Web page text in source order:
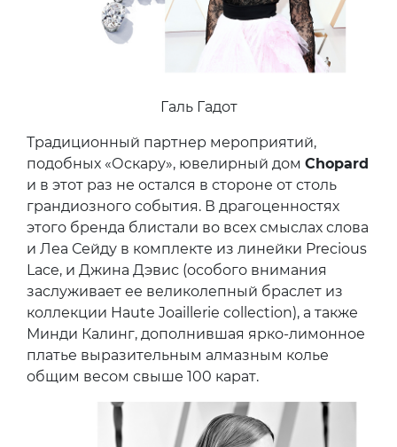
Галь Гадот
Традиционный партнер мероприятий,
подобных «Оскару», ювелирный дом Chopard
и в этот раз не остался в стороне от столь
грандиозного события. В драгоценностях
этого бренда блистали во всех смыслах слова
и Леа Сейду в комплекте из линейки Precious
Lace, и Джина Дэвис (особого внимания
заслуживает ее великолепный браслет из
коллекции Haute Joaillerie collection), а также
Минди Калинг, дополнившая ярко-лимонное
платье выразительным алмазным колье
общим весом свыше 100 карат.